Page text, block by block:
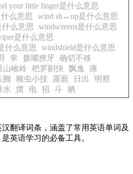
your little finger是什么意思
么意思
wind sb↔up是什么意思
什么意思
windscreens是什么意思
是什么意思
什么意思
windshield是什么意思
幸 拨嘴撩牙
确切不移
山峻岭 杷罗剔抉 飘逸
痛
阙 雕虫小技 露面 日出
明察
水 摆 电 招 斗 栖
翻译词条，涵盖了常用英语单词及
英语学习的必备工具。